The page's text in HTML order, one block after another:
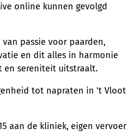
online kunnen gevolgd
passie voor paarden,
en dit alles in harmonie
en sereniteit uitstraalt.
tot napraten in 't Vloot
aan de kliniek, eigen vervoer